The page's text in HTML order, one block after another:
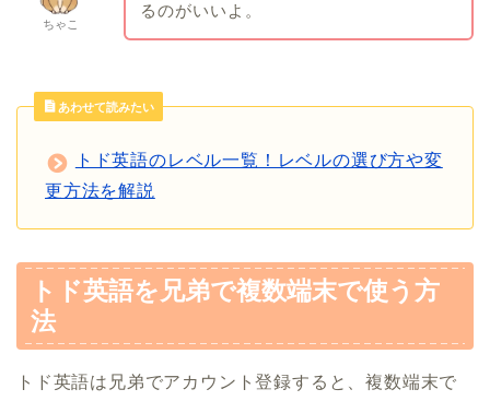
ちゃこ
るのがいいよ。
あわせて読みたい
トド英語のレベル一覧！レベルの選び方や変
更方法を解説
トド英語を兄弟で複数端末で使う方
法
トド英語は兄弟でアカウント登録すると、複数端末で